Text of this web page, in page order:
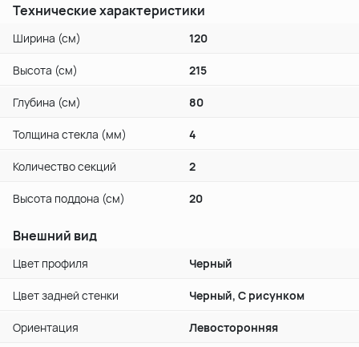
Технические характеристики
Ширина (см) 120
Высота (см) 215
Глубина (см) 80
Толщина стекла (мм) 4
Количество секций 2
Высота поддона (см) 20
Внешний вид
Цвет профиля Черный
Цвет задней стенки Черный, С рисунком
Ориентация Левосторонняя